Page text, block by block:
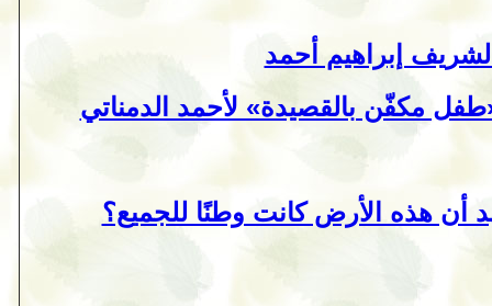
إبراهيم أحمد
مكفّن بالقصيدة» لأحمد الدمناتي
هذه الأرض كانت وطنًا للجميع؟